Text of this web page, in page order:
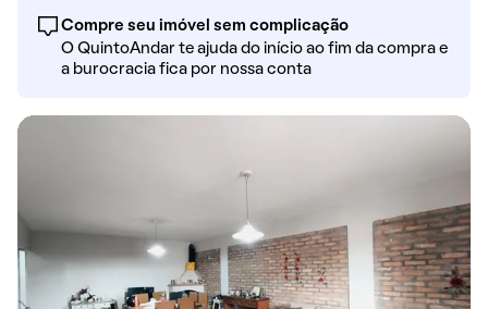
Compre seu imóvel sem complicação
O QuintoAndar te ajuda do início ao fim da compra e
a burocracia fica por nossa conta